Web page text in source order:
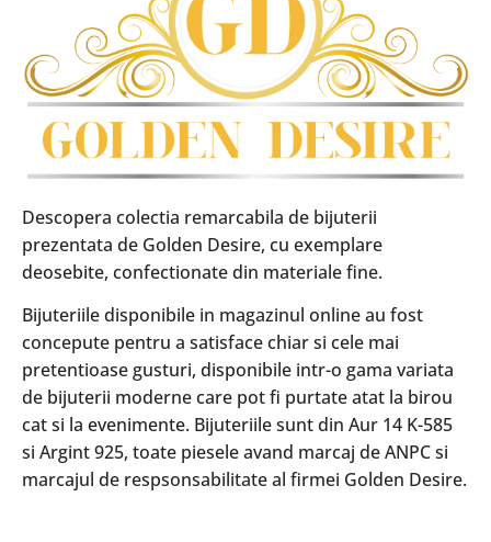
Descopera colectia remarcabila de bijuterii
prezentata de Golden Desire, cu exemplare
deosebite, confectionate din materiale fine.
Bijuteriile disponibile in magazinul online au fost
concepute pentru a satisface chiar si cele mai
pretentioase gusturi, disponibile intr-o gama variata
de bijuterii moderne care pot fi purtate atat la birou
cat si la evenimente. Bijuteriile sunt din Aur 14 K-585
si Argint 925, toate piesele avand marcaj de ANPC si
marcajul de respsonsabilitate al firmei Golden Desire.